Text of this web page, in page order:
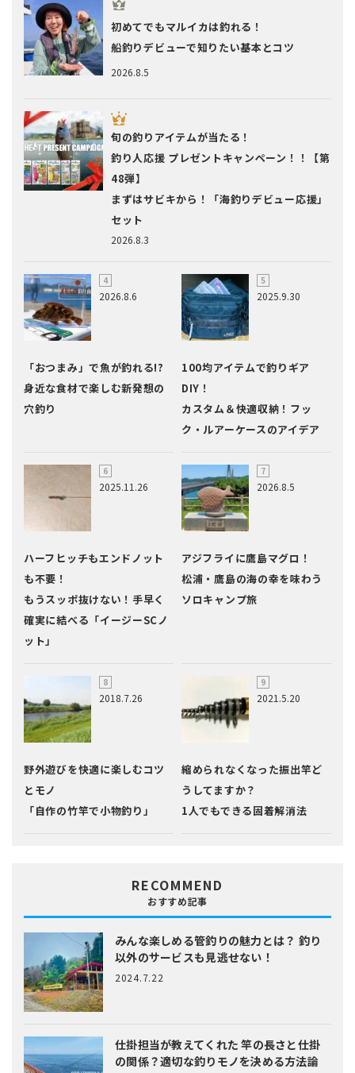
2026.8.5
初めてでもマルイカは釣れる！
船釣りデビューで知りたい基本とコツ
2026.8.3
旬の釣りアイテムが当たる！
釣り人応援 プレゼントキャンペーン！！【第
48弾】
まずはサビキから！「海釣りデビュー応援」
セット
2026.8.6
「おつまみ」で魚が釣れる!?
身近な食材で楽しむ新発想の
穴釣り
2025.9.30
100均アイテムで釣りギア
DIY！
カスタム＆快適収納！フッ
ク・ルアーケースのアイデア
2025.11.26
ハーフヒッチもエンドノット
も不要！
もうスッポ抜けない！手早く
確実に結べる「イージーSCノ
ット」
2026.8.5
アジフライに鷹島マグロ！
松浦・鷹島の海の幸を味わう
ソロキャンプ旅
2018.7.26
野外遊びを快適に楽しむコツ
とモノ
「自作の竹竿で小物釣り」
2021.5.20
縮められなくなった振出竿ど
うしてますか？
1人でもできる固着解消法
RECOMMEND
おすすめ記事
みんな楽しめる管釣りの魅力とは？ 釣り
以外のサービスも見逃せない！
2024.7.22
仕掛担当が教えてくれた竿の長さと仕掛
の関係？適切な釣りモノを決める方法論